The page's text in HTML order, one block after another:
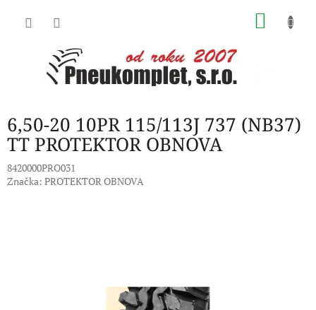
6,50-20 10PR 115/113J 737 (NB37)
TT PROTEKTOR OBNOVA
8420000PRO031
Značka: PROTEKTOR OBNOVA